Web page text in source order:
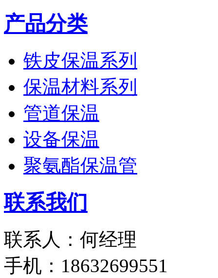
产品分类
铁皮保温系列
保温材料系列
管道保温
设备保温
聚氨酯保温管
联系我们
联系人：何经理
手机：18632699551